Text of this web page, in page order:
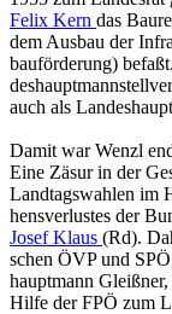
Felix Kern das
dem Aus­bau der
bau­för­de­rung)
auch als
Damit war Wenzl
Eine Zäsur in der
Land­tags­wah­len im
hens­ver­lus­tes der
Josef Klaus (Rd).
schen ÖVP und
haupt­mann
Hilfe der FPÖ zum